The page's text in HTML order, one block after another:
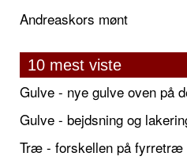
Andreaskors mønt
10 mest viste
Gulve - nye gulve oven på
Gulve - bejdsning og
Træ - forskellen på